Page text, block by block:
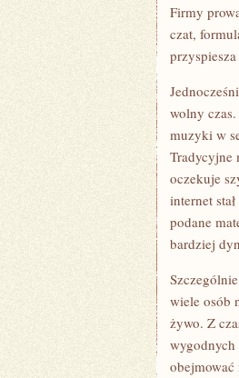
Firmy
czat,
wolny
muzyki w
Tradycyjne
oczekuje
internet
podane
bardziej
wiele osób
żywo. Z